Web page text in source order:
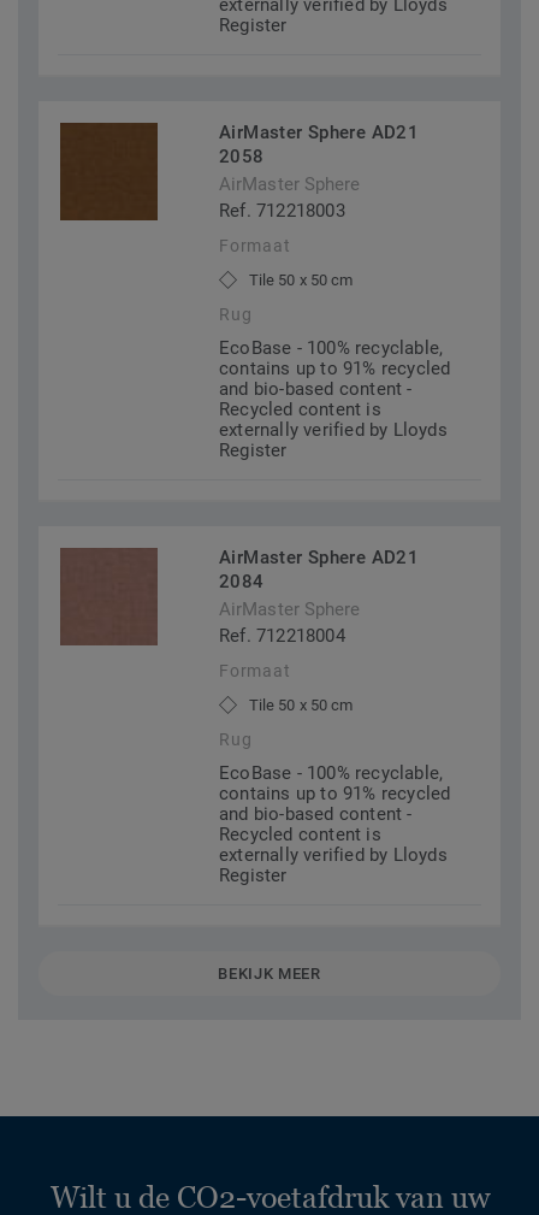
externally verified by Lloyds
Register
AirMaster Sphere AD21
2058
AirMaster Sphere
Ref. 712218003
Formaat
Tile 50 x 50 cm
Rug
EcoBase - 100% recyclable,
contains up to 91% recycled
and bio-based content -
Recycled content is
externally verified by Lloyds
Register
AirMaster Sphere AD21
2084
AirMaster Sphere
Ref. 712218004
Formaat
Tile 50 x 50 cm
Rug
EcoBase - 100% recyclable,
contains up to 91% recycled
and bio-based content -
Recycled content is
externally verified by Lloyds
Register
BEKIJK MEER
Wilt u de CO2-voetafdruk van uw